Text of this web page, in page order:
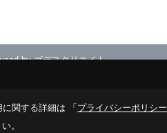
byゴデスクリエイト
関する詳細は 「 プライバシーポリシー
。